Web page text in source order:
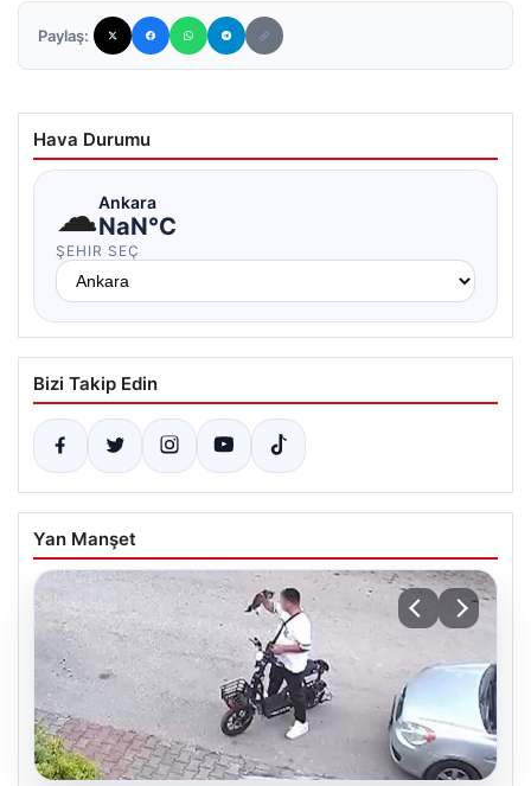
Paylaş:
Hava Durumu
☁Ankara
NaN°C
ŞEHIR SEÇ
Bizi Takip Edin
Yan Manşet